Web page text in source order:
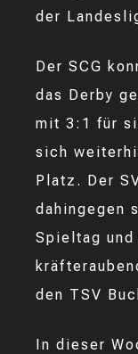
der
Der SCG
das Derby
mit 3:1 für
sich
Platz. Der
dahingegen
Spieltag
den TSV
In dieser